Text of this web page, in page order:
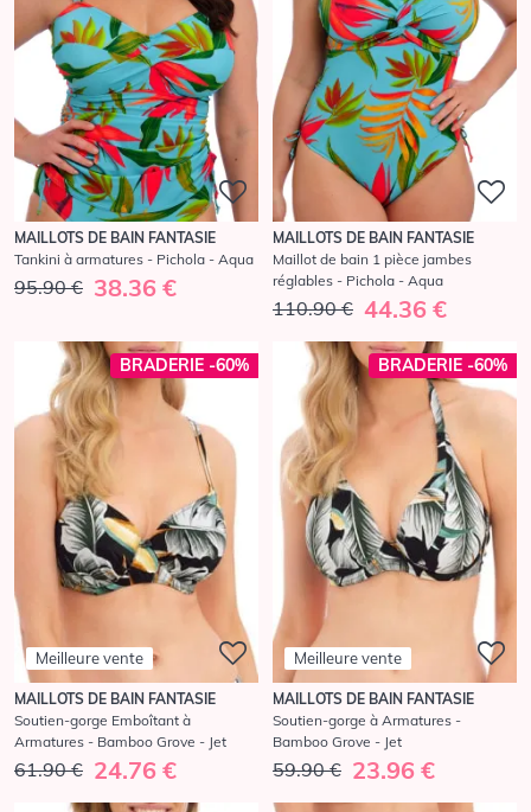
MAILLOTS DE BAIN FANTASIE
Tankini à armatures - Pichola - Aqua
95.90 € 38.36 €
MAILLOTS DE BAIN FANTASIE
Maillot de bain 1 pièce jambes
réglables - Pichola - Aqua
110.90 € 44.36 €
BRADERIE -60%
Meilleure vente
MAILLOTS DE BAIN FANTASIE
Soutien-gorge Emboîtant à
Armatures - Bamboo Grove - Jet
61.90 € 24.76 €
BRADERIE -60%
Meilleure vente
MAILLOTS DE BAIN FANTASIE
Soutien-gorge à Armatures -
Bamboo Grove - Jet
59.90 € 23.96 €